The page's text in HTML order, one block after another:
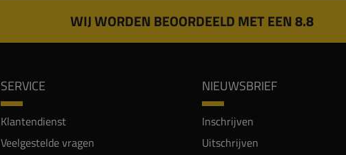
WIJ WORDEN BEOORDEELD MET EEN 8.8
SERVICE
Klantendienst
Veelgestelde vragen
NIEUWSBRIEF
Inschrijven
Uitschrijven